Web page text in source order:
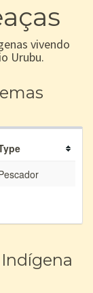
vivendo
Urubu.